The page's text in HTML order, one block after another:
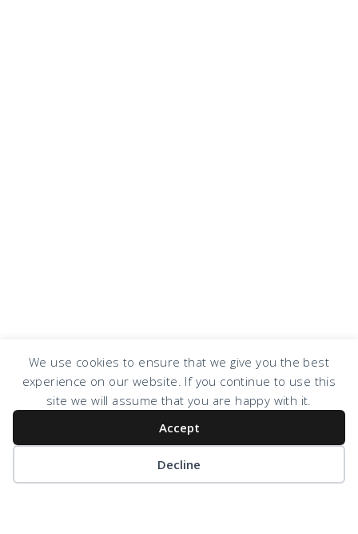
We use cookies to ensure that we give you the best
experience on our website. If you continue to use this
site we will assume that you are happy with it.
Accept
Decline
COPYRIGHT © 2026 · DESIGN BYDESIGN CHICKY